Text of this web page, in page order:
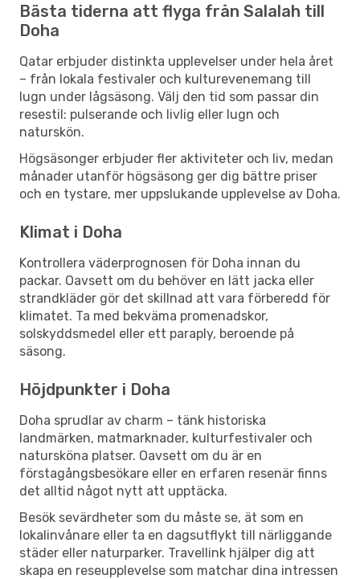
Bästa tiderna att flyga från Salalah till
Doha
Qatar erbjuder distinkta upplevelser under hela året
– från lokala festivaler och kulturevenemang till
lugn under lågsäsong. Välj den tid som passar din
resestil: pulserande och livlig eller lugn och
naturskön.
Högsäsonger erbjuder fler aktiviteter och liv, medan
månader utanför högsäsong ger dig bättre priser
och en tystare, mer uppslukande upplevelse av Doha.
Klimat i Doha
Kontrollera väderprognosen för Doha innan du
packar. Oavsett om du behöver en lätt jacka eller
strandkläder gör det skillnad att vara förberedd för
klimatet. Ta med bekväma promenadskor,
solskyddsmedel eller ett paraply, beroende på
säsong.
Höjdpunkter i Doha
Doha sprudlar av charm – tänk historiska
landmärken, matmarknader, kulturfestivaler och
natursköna platser. Oavsett om du är en
förstagångsbesökare eller en erfaren resenär finns
det alltid något nytt att upptäcka.
Besök sevärdheter som du måste se, ät som en
lokalinvånare eller ta en dagsutflykt till närliggande
städer eller naturparker. Travellink hjälper dig att
skapa en reseupplevelse som matchar dina intressen